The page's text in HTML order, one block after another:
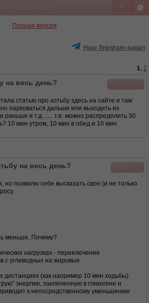
#
на весь день?
Полная версия
Наш Telegram-канал
1, 2
Мелисса
на весь день?
статью про хотьбу здесь на сайте и там
парковаться дальше или выходить из
раньше и т.д. ..... т.е. можно распределить 30
10 мин утром, 10 мин в обед и 10 мин
ewgeny
на весь день?
но позволю себе высказать свое (и не только
меньше. Почему?
нагрузках - переключение
с углеводных на жировые.
дистанциях (как например 10 мин ходьбы)
энергию, заключенную в гликогене и
к непосредственному уменьшению